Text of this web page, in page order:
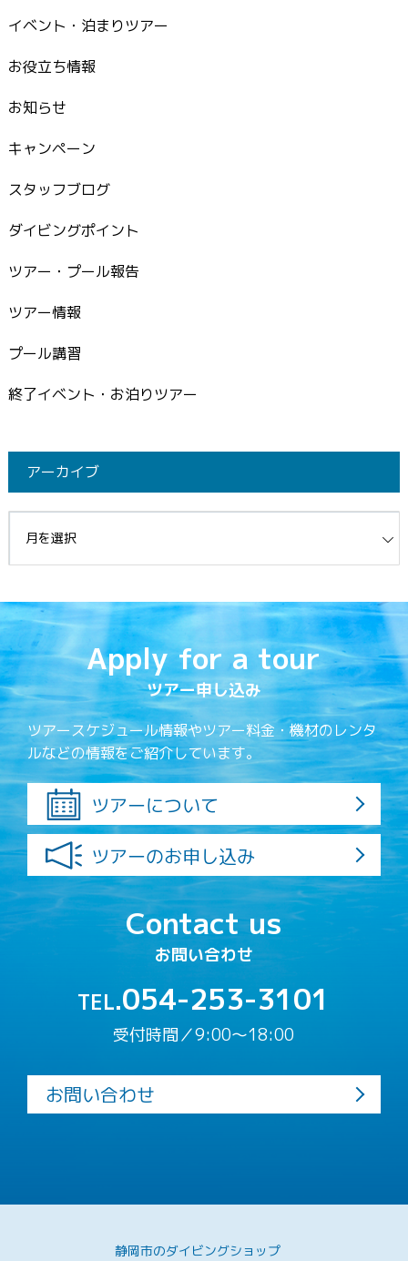
イベント・泊まりツアー
お役立ち情報
お知らせ
キャンペーン
スタッフブログ
ダイビングポイント
ツアー・プール報告
ツアー情報
プール講習
終了イベント・お泊りツアー
アーカイブ
Apply for a tour
ツアー申し込み
ツアースケジュール情報やツアー料金・機材のレンタ
ルなどの情報をご紹介しています。
ツアーについて
ツアーのお申し込み
Contact us
お問い合わせ
TEL.054-253-3101
受付時間／9:00〜18:00
お問い合わせ
静岡市のダイビングショップ